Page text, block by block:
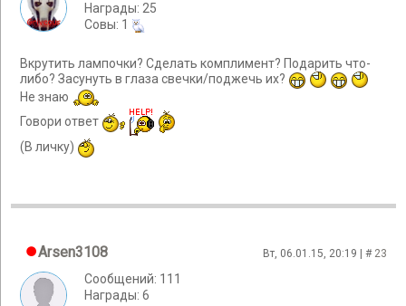
Награды: 25
Cовы: 1
Вкрутить лампочки? Сделать комплимент? Подарить что-
либо? Засунуть в глаза свечки/поджечь их?
Не знаю
Говори ответ
(В личку)
Arsen3108 Вт, 06.01.15, 20:19 | # 23
Сообщений: 111
Награды: 6